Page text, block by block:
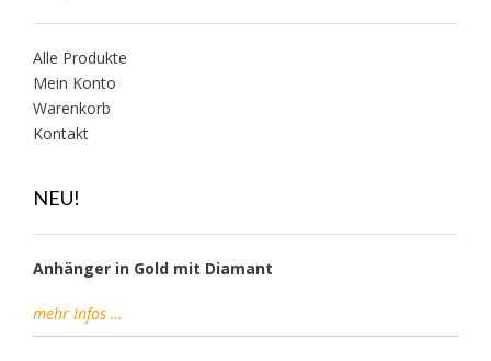
Alle Produkte
Mein Konto
Warenkorb
Kontakt
NEU!
Anhänger in Gold mit Diamant
mehr Infos …